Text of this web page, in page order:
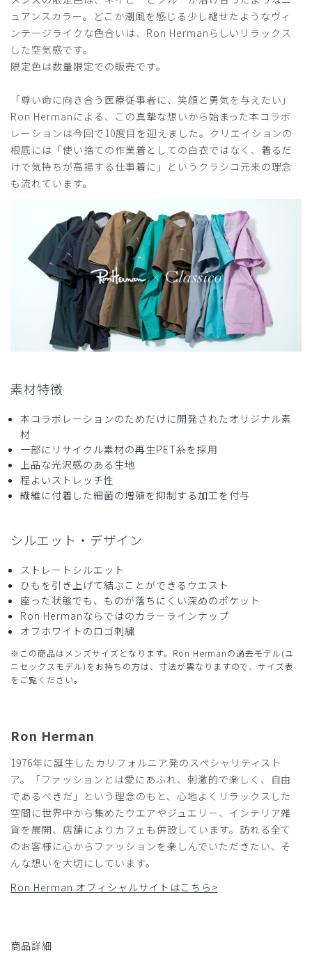
サイズ感
小さめ
ストレッチ感
よく伸びる
伸びない
厚さとても薄い
サイズは大きめ。以前購入したMOVEのSサイズを参考にL
ズ落としてMサイズを注文したところ、それでも大きすぎて
返品を余儀なくされた。作りはワイドで生地感は厚め（ゴワ
ゴワする感じ）で安っぽさはない。概ね予想通りで気に入っ
ています。
商品：R28メンズ:Ron Herman スクラブパンツ/ディー
プネイビー/S
役に立った 0
購入確認済み
2025-08-29
40代 身長: 166-170cm 体重:56-60kg
も宜しくお願いします。
商品：R28メンズ:Ron Herman スクラブパンツ/ディー
プネイビー/S
役に立った 0
あっき様
年齢:40代 身長:161-165cm 体重: 56-60kg
体型が変わり、書い直しました。
レディースMを着用していましたが、太ってしまい書い直す
採寸から判断すると、メンズのSが良いと判断し、購入しま
した。
サイズはちょうどよく、さっそく愛用しています。
商品：R28メンズ:Ron Herman スクラブパンツ/チャコ
役に立った 0
ダーマツ様
購入確認済み
2024-09-18
ロンハーマンスクラブ ディープネイビー
ュアンスカラー。どこか潮風を感じる少し褪せたようなヴィ
ンテージライクな色合いは、Ron Hermanらしいリラックス
した空気感です。
限定色は数量限定での販売です。
「尊い命に向き合う医療従事者に、笑顔と勇気を与えたい」
Ron Hermanによる、この真摯な想いから始まった本コラボ
レーションは今回で10度目を迎えました。クリエイションの
根底には「使い捨ての作業着としての白衣ではなく、着るだ
けで気持ちが高揚する仕事着に」というクラシコ元来の理念
も流れています。
素材特徴
本コラボレーションのためだけに開発されたオリジナル素
材
一部にリサイクル素材の再生PET糸を採用
上品な光沢感のある生地
程よいストレッチ性
繊維に付着した細菌の増殖を抑制する加工を付与
シルエット・デザイン
ストレートシルエット
ひもを引き上げて結ぶことができるウエスト
座った状態でも、ものが落ちにくい深めのポケット
Ron Hermanならではのカラーラインナップ
オフホワイトのロゴ刺繍
※この商品はメンズサイズとなります。Ron Hermanの過去モデル(ユ
ニセックスモデル)をお持ちの方は、寸法が異なりますので、サイズ表
をご覧ください。
Ron Herman
1976年に誕生したカリフォルニア発のスペシャリティスト
ア。「ファッションとは愛にあふれ、刺激的で楽しく、自由
であるべきだ」という理念のもと、心地よくリラックスした
空間に世界中から集めたウエアやジュエリー、インテリア雑
貨を展開、店舗によりカフェも併設しています。訪れる全て
のお客様に心からファッションを楽しんでいただきたい、そ
んな想いを大切にしています。
Ron Herman オフィシャルサイトはこちら>
商品詳細